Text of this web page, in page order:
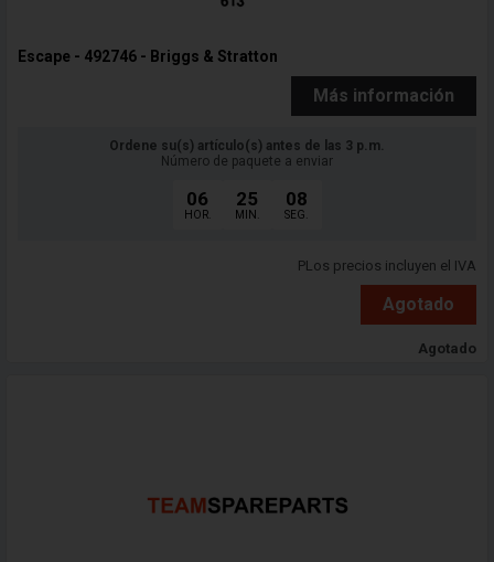
Escape - 492746 - Briggs & Stratton
Más información
Ordene su(s) artículo(s) antes de las 3 p.m.
Número de paquete a enviar
06
HOR.
25
MIN.
06
SEG.
PLos precios incluyen el IVA
Agotado
Agotado